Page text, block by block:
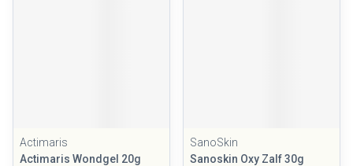
Actimaris
Actimaris Wondgel 20g
SanoSkin
Sanoskin Oxy Zalf 30g